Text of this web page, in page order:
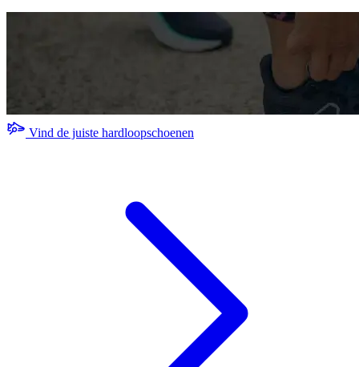
Vind de juiste hardloopschoenen